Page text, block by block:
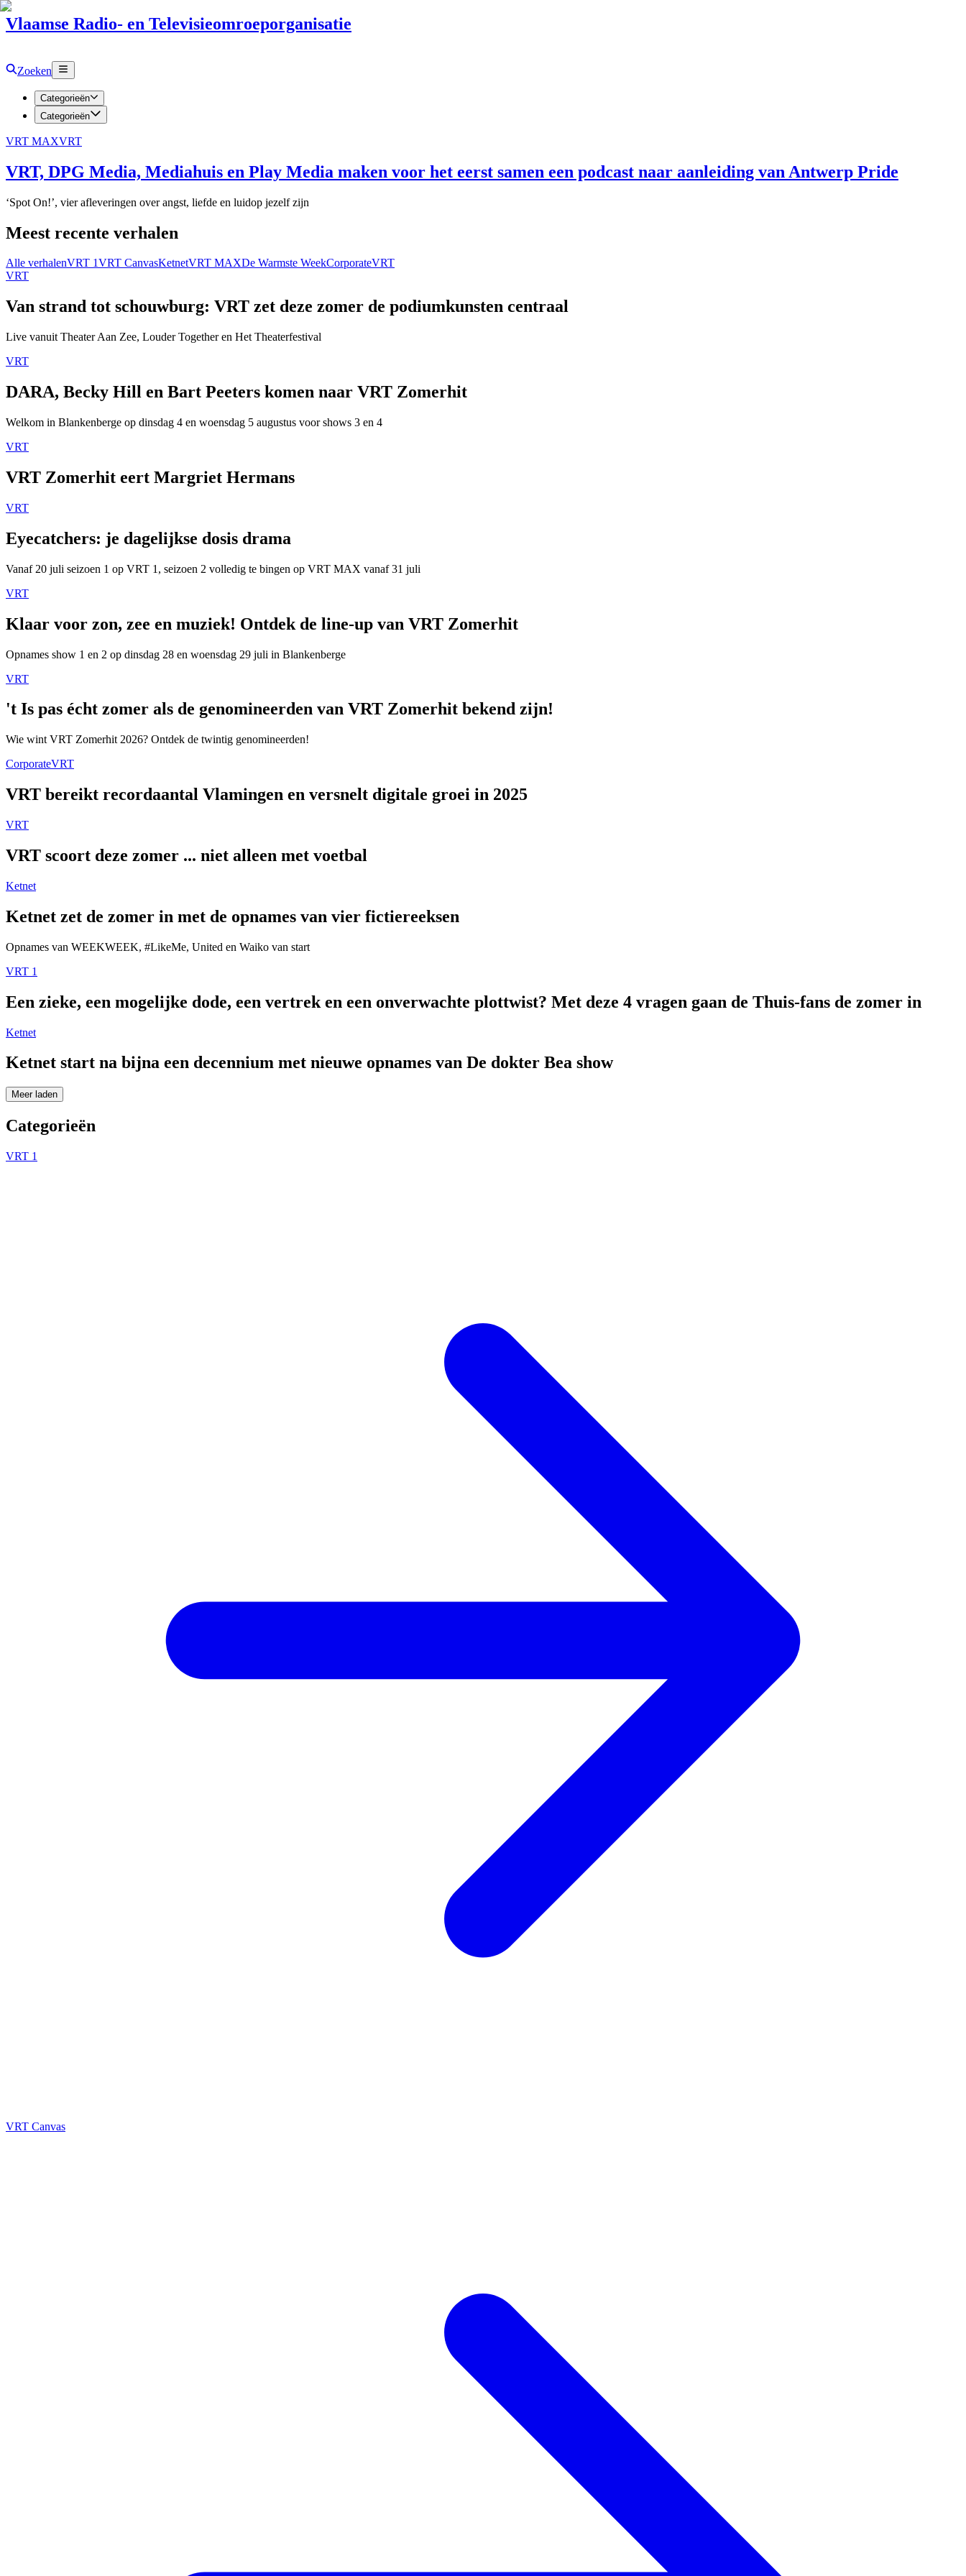
Vlaamse Radio- en Televisieomroeporganisatie
Zoeken
Categorieën
Categorieën
VRT MAXVRT
VRT, DPG Media, Mediahuis en Play Media maken voor het eerst samen een podcast naar aanleiding van Antwerp Pride
‘Spot On!’, vier afleveringen over angst, liefde en luidop jezelf zijn
Meest recente verhalen
Alle verhalenVRT 1VRT CanvasKetnetVRT MAXDe Warmste WeekCorporateVRT
VRT
Van strand tot schouwburg: VRT zet deze zomer de podiumkunsten centraal
Live vanuit Theater Aan Zee, Louder Together en Het Theaterfestival
VRT
DARA, Becky Hill en Bart Peeters komen naar VRT Zomerhit
Welkom in Blankenberge op dinsdag 4 en woensdag 5 augustus voor shows 3 en 4
VRT
VRT Zomerhit eert Margriet Hermans
VRT
Eyecatchers: je dagelijkse dosis drama
Vanaf 20 juli seizoen 1 op VRT 1, seizoen 2 volledig te bingen op VRT MAX vanaf 31 juli
VRT
Klaar voor zon, zee en muziek! Ontdek de line-up van VRT Zomerhit
Opnames show 1 en 2 op dinsdag 28 en woensdag 29 juli in Blankenberge
VRT
't Is pas écht zomer als de genomineerden van VRT Zomerhit bekend zijn!
Wie wint VRT Zomerhit 2026? Ontdek de twintig genomineerden!
CorporateVRT
VRT bereikt recordaantal Vlamingen en versnelt digitale groei in 2025
VRT
VRT scoort deze zomer ... niet alleen met voetbal
Ketnet
Ketnet zet de zomer in met de opnames van vier fictiereeksen
Opnames van WEEKWEEK, #LikeMe, United en Waiko van start
VRT 1
Een zieke, een mogelijke dode, een vertrek en een onverwachte plottwist? Met deze 4 vragen gaan de Thuis-fans de zomer in
Ketnet
Ketnet start na bijna een decennium met nieuwe opnames van De dokter Bea show
Meer laden
Categorieën
VRT 1
VRT Canvas